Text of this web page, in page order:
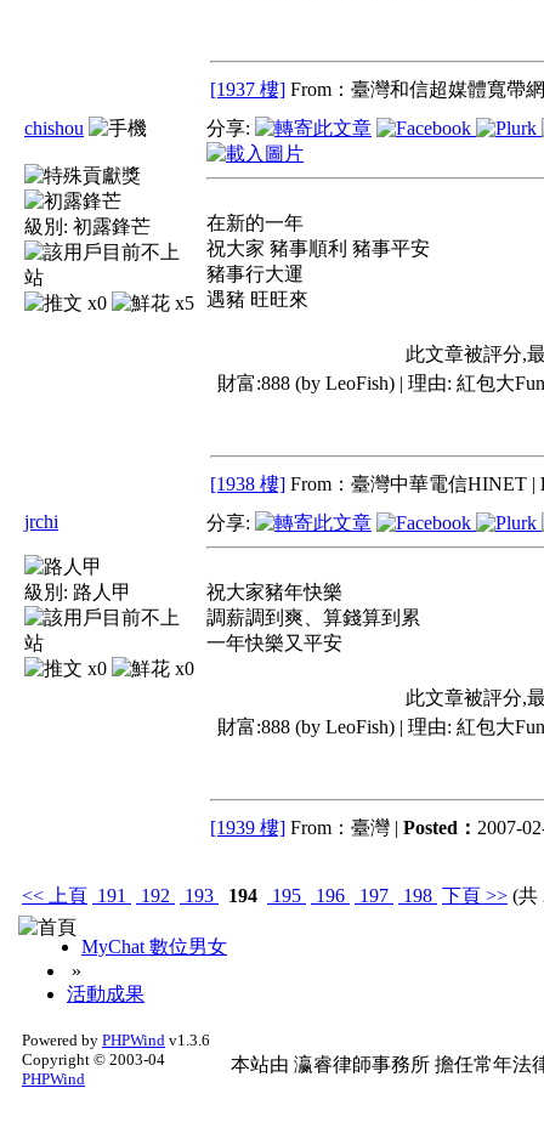
[1937 樓] From：臺灣和信超媒體寬帶
chishou
級別: 初露鋒芒
x0 x5
分享:
在新的一年
祝大家 豬事順利 豬事平安
豬事行大運
遇豬 旺旺來
此文章被評分,
財富:888 (by LeoFish) | 理由: 紅包大
[1938 樓] From：臺灣中華電信HINET |
jrchi
級別: 路人甲
x0 x0
分享:
祝大家豬年快樂
調薪調到爽、算錢算到累
一年快樂又平安
此文章被評分,
財富:888 (by LeoFish) | 理由: 紅包大
[1939 樓] From：臺灣 | Posted： 2007-
<< 上頁 191 192 193 194 195 196 197 198 下頁 >> (共
MyChat 數位男女
»
活動成果
Powered by PHPWind v1.3.6
Copyright © 2003-04
PHPWind
本站由 瀛睿律師事務所 擔任常年法